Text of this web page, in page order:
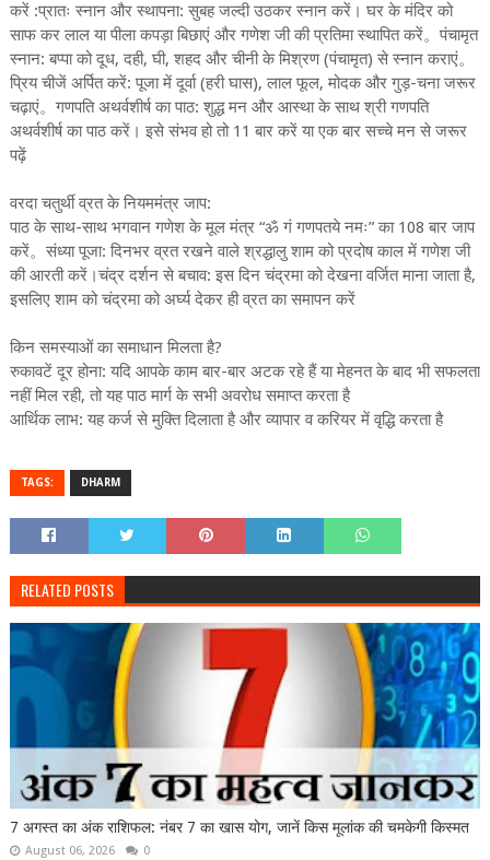
करें :प्रातः स्नान और स्थापना: सुबह जल्दी उठकर स्नान करें। घर के मंदिर को
साफ कर लाल या पीला कपड़ा बिछाएं और गणेश जी की प्रतिमा स्थापित करें。पंचामृत
स्नान: बप्पा को दूध, दही, घी, शहद और चीनी के मिश्रण (पंचामृत) से स्नान कराएं。
प्रिय चीजें अर्पित करें: पूजा में दूर्वा (हरी घास), लाल फूल, मोदक और गुड़-चना जरूर
चढ़ाएं。गणपति अथर्वशीर्ष का पाठ: शुद्ध मन और आस्था के साथ श्री गणपति
अथर्वशीर्ष का पाठ करें। इसे संभव हो तो 11 बार करें या एक बार सच्चे मन से जरूर
पढ़ें
वरदा चतुर्थी व्रत के नियममंत्र जाप:
पाठ के साथ-साथ भगवान गणेश के मूल मंत्र “ॐ गं गणपतये नमः” का 108 बार जाप
करें。संध्या पूजा: दिनभर व्रत रखने वाले श्रद्धालु शाम को प्रदोष काल में गणेश जी
की आरती करें।चंद्र दर्शन से बचाव: इस दिन चंद्रमा को देखना वर्जित माना जाता है,
इसलिए शाम को चंद्रमा को अर्घ्य देकर ही व्रत का समापन करें
किन समस्याओं का समाधान मिलता है?
रुकावटें दूर होना: यदि आपके काम बार-बार अटक रहे हैं या मेहनत के बाद भी सफलता
नहीं मिल रही, तो यह पाठ मार्ग के सभी अवरोध समाप्त करता है
आर्थिक लाभ: यह कर्ज से मुक्ति दिलाता है और व्यापार व करियर में वृद्धि करता है
TAGS: DHARM
RELATED POSTS
7 अगस्त का अंक राशिफल: नंबर 7 का खास योग, जानें किस मूलांक की चमकेगी किस्मत
August 06, 2026 0